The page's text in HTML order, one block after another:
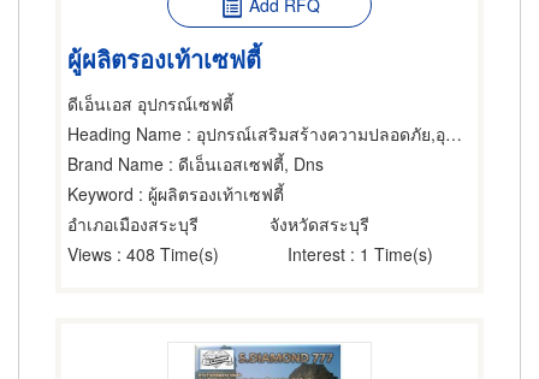
Add RFQ
ผู้ผลิตรองเท้าเซฟตี้
ดีเอ็นเอส อุปกรณ์เซฟตี้
Heading Name : อุปกรณ์เสริมสร้างความปลอดภัย,อุปกรณ์และเครื่องใช้ทำความสะอาด,เครื่องและอุปกรณ์ดับเพลิง
Brand Name : ดีเอ็นเอสเซฟตี้, Dns
Keyword : ผู้ผลิตรองเท้าเซฟตี้
อำเภอเมืองสระบุรี
จังหวัดสระบุรี
Views : 408 Time(s) Interest : 1 Time(s)